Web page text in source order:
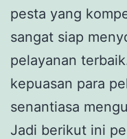
pesta yang
sangat siap
pelayanan
kepuasan para
senantiasa
Jadi berikut ini